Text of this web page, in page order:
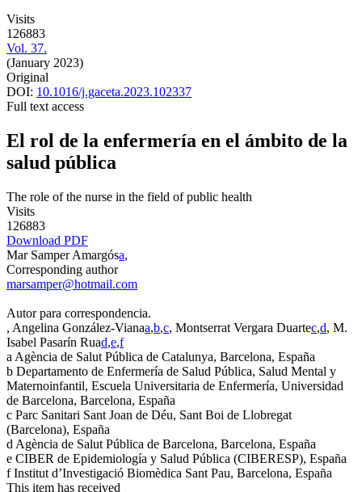
Visits
126883
Vol. 37.
(January 2023)
Original
DOI: 10.1016/j.gaceta.2023.102337
Full text access
El rol de la enfermería en el ámbito de la
salud pública
The role of the nurse in the field of public health
Visits
126883
Download PDF
Mar Samper Amargósa,
Corresponding author
marsamper@hotmail.com
Autor para correspondencia.
, Angelina González-Vianaa,b,c, Montserrat Vergara Duartec,d, M.
Isabel Pasarín Ruad,e,f
a Agència de Salut Pública de Catalunya, Barcelona, España
b Departamento de Enfermería de Salud Pública, Salud Mental y
Maternoinfantil, Escuela Universitaria de Enfermería, Universidad
de Barcelona, Barcelona, España
c Parc Sanitari Sant Joan de Déu, Sant Boi de Llobregat
(Barcelona), España
d Agència de Salut Pública de Barcelona, Barcelona, España
e CIBER de Epidemiología y Salud Pública (CIBERESP), España
fInstitut d’Investigació Biomèdica Sant Pau, Barcelona, España
This item has received